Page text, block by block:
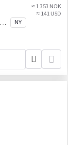
≈ 1 353 NOK
≈ 141 USD
NY